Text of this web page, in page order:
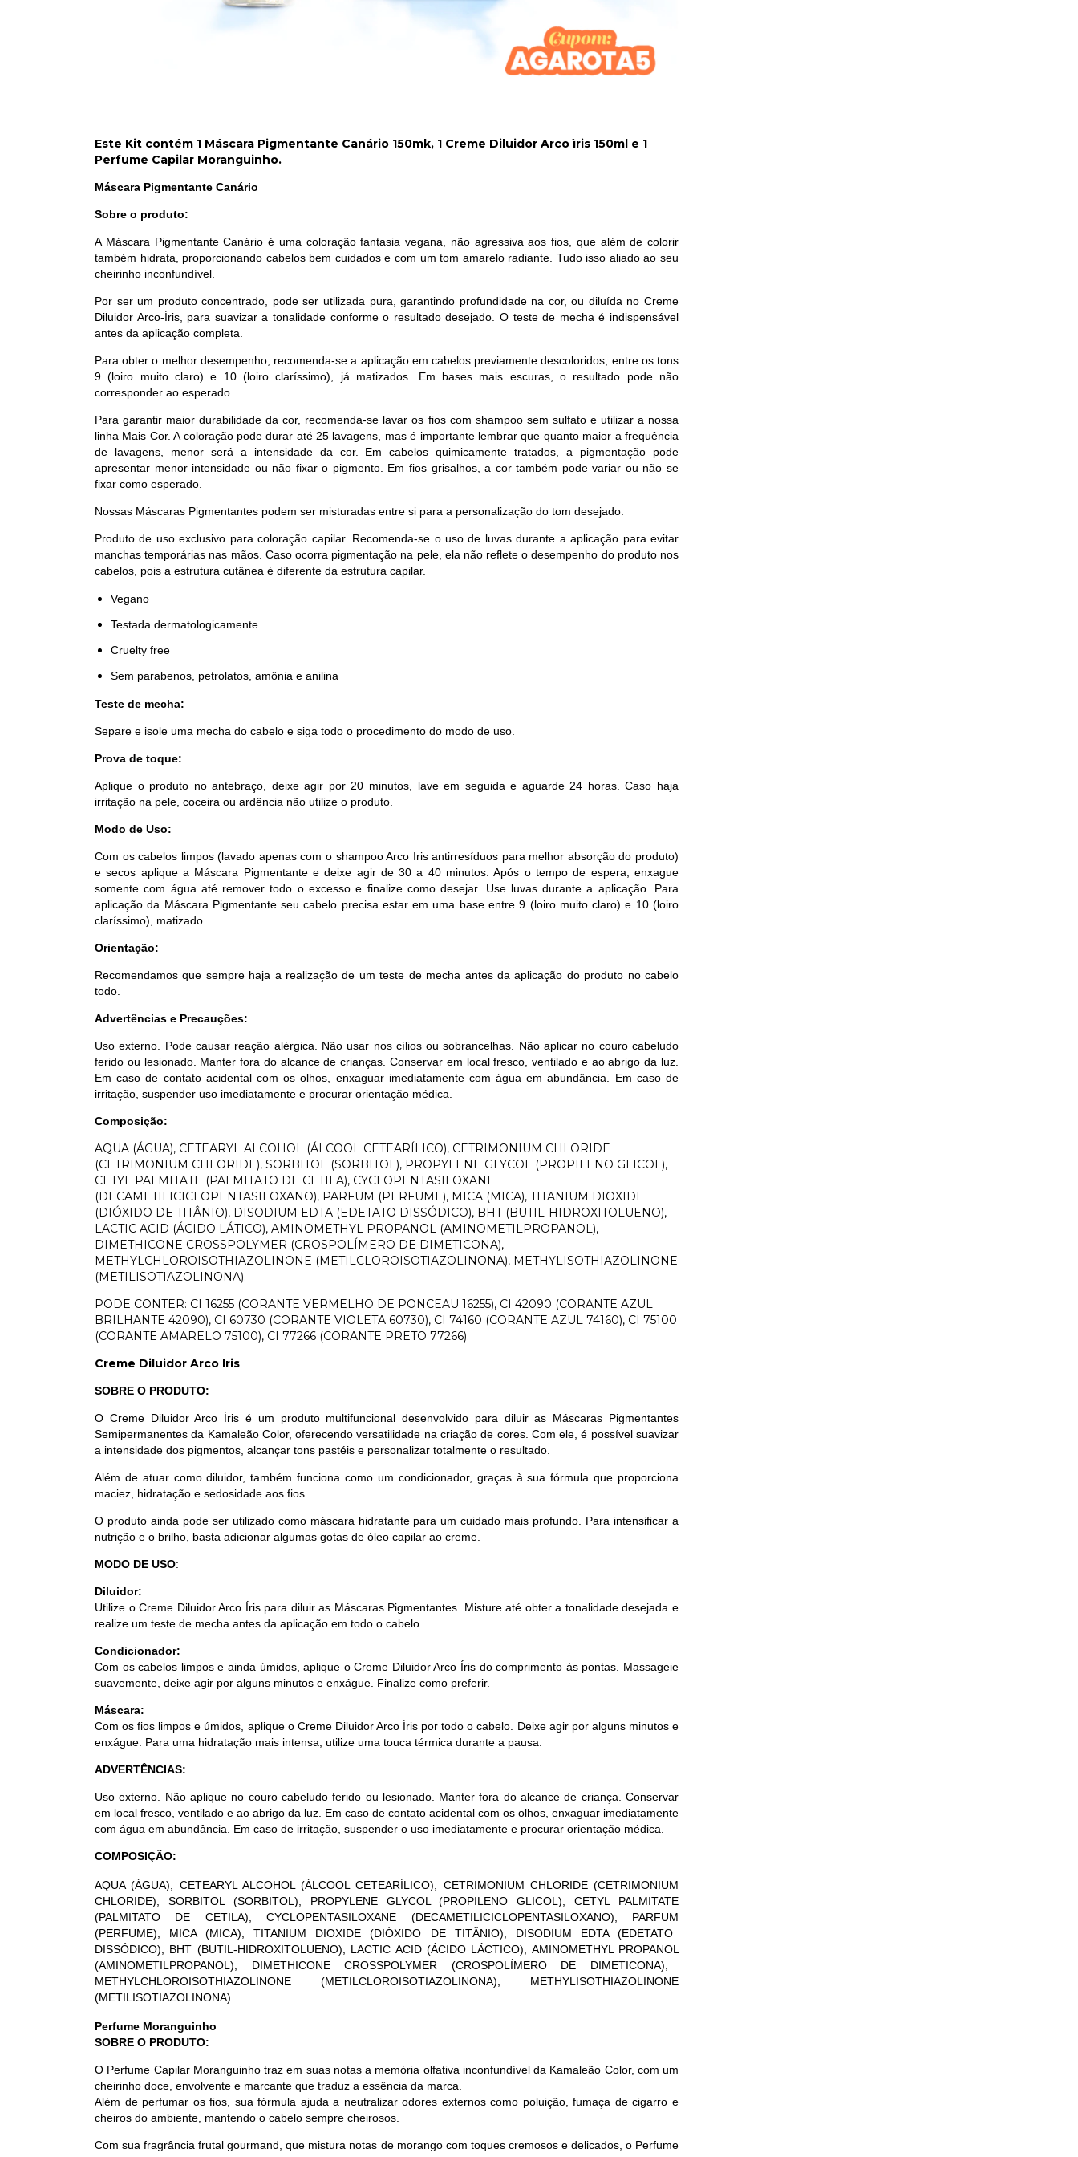
Este Kit contém 1 Máscara Pigmentante Canário 150mk, 1 Creme Diluidor Arco ìris 150ml e 1
Perfume Capilar Moranguinho.
Máscara Pigmentante Canário
Sobre o produto:
A Máscara Pigmentante Canário é uma coloração fantasia vegana, não agressiva aos fios, que além de colorir
também hidrata, proporcionando cabelos bem cuidados e com um tom amarelo radiante. Tudo isso aliado ao seu
cheirinho inconfundível.
Por ser um produto concentrado, pode ser utilizada pura, garantindo profundidade na cor, ou diluída no Creme
Diluidor Arco-Íris, para suavizar a tonalidade conforme o resultado desejado. O teste de mecha é indispensável
antes da aplicação completa.
Para obter o melhor desempenho, recomenda-se a aplicação em cabelos previamente descoloridos, entre os tons
9 (loiro muito claro) e 10 (loiro claríssimo), já matizados. Em bases mais escuras, o resultado pode não
corresponder ao esperado.
Para garantir maior durabilidade da cor, recomenda-se lavar os fios com shampoo sem sulfato e utilizar a nossa
linha Mais Cor. A coloração pode durar até 25 lavagens, mas é importante lembrar que quanto maior a frequência
de lavagens, menor será a intensidade da cor. Em cabelos quimicamente tratados, a pigmentação pode
apresentar menor intensidade ou não fixar o pigmento. Em fios grisalhos, a cor também pode variar ou não se
fixar como esperado.
Nossas Máscaras Pigmentantes podem ser misturadas entre si para a personalização do tom desejado.
Produto de uso exclusivo para coloração capilar. Recomenda-se o uso de luvas durante a aplicação para evitar
manchas temporárias nas mãos. Caso ocorra pigmentação na pele, ela não reflete o desempenho do produto nos
cabelos, pois a estrutura cutânea é diferente da estrutura capilar.
Vegano
Testada dermatologicamente
Cruelty free
Sem parabenos, petrolatos, amônia e anilina
Teste de mecha:
Separe e isole uma mecha do cabelo e siga todo o procedimento do modo de uso.
Prova de toque:
Aplique o produto no antebraço, deixe agir por 20 minutos, lave em seguida e aguarde 24 horas. Caso haja
irritação na pele, coceira ou ardência não utilize o produto.
Modo de Uso:
Com os cabelos limpos (lavado apenas com o shampoo Arco Iris antirresíduos para melhor absorção do produto)
e secos aplique a Máscara Pigmentante e deixe agir de 30 a 40 minutos. Após o tempo de espera, enxague
somente com água até remover todo o excesso e finalize como desejar. Use luvas durante a aplicação. Para
aplicação da Máscara Pigmentante seu cabelo precisa estar em uma base entre 9 (loiro muito claro) e 10 (loiro
claríssimo), matizado.
Orientação:
Recomendamos que sempre haja a realização de um teste de mecha antes da aplicação do produto no cabelo
todo.
Advertências e Precauções:
Uso externo. Pode causar reação alérgica. Não usar nos cílios ou sobrancelhas. Não aplicar no couro cabeludo
ferido ou lesionado. Manter fora do alcance de crianças. Conservar em local fresco, ventilado e ao abrigo da luz.
Em caso de contato acidental com os olhos, enxaguar imediatamente com água em abundância. Em caso de
irritação, suspender uso imediatamente e procurar orientação médica.
Composição:
AQUA (ÁGUA), CETEARYL ALCOHOL (ÁLCOOL CETEARÍLICO), CETRIMONIUM CHLORIDE
(CETRIMONIUM CHLORIDE), SORBITOL (SORBITOL), PROPYLENE GLYCOL (PROPILENO GLICOL),
CETYL PALMITATE (PALMITATO DE CETILA), CYCLOPENTASILOXANE
(DECAMETILICICLOPENTASILOXANO), PARFUM (PERFUME), MICA (MICA), TITANIUM DIOXIDE
(DIÓXIDO DE TITÂNIO), DISODIUM EDTA (EDETATO DISSÓDICO), BHT (BUTIL-HIDROXITOLUENO),
LACTIC ACID (ÁCIDO LÁTICO), AMINOMETHYL PROPANOL (AMINOMETILPROPANOL),
DIMETHICONE CROSSPOLYMER (CROSPOLÍMERO DE DIMETICONA),
METHYLCHLOROISOTHIAZOLINONE (METILCLOROISOTIAZOLINONA), METHYLISOTHIAZOLINONE
(METILISOTIAZOLINONA).
PODE CONTER: CI 16255 (CORANTE VERMELHO DE PONCEAU 16255), CI 42090 (CORANTE AZUL
BRILHANTE 42090), CI 60730 (CORANTE VIOLETA 60730), CI 74160 (CORANTE AZUL 74160), CI 75100
(CORANTE AMARELO 75100), CI 77266 (CORANTE PRETO 77266).
Creme Diluidor Arco Iris
SOBRE O PRODUTO:
O Creme Diluidor Arco Íris é um produto multifuncional desenvolvido para diluir as Máscaras Pigmentantes
Semipermanentes da Kamaleão Color, oferecendo versatilidade na criação de cores. Com ele, é possível suavizar
a intensidade dos pigmentos, alcançar tons pastéis e personalizar totalmente o resultado.
Além de atuar como diluidor, também funciona como um condicionador, graças à sua fórmula que proporciona
maciez, hidratação e sedosidade aos fios.
O produto ainda pode ser utilizado como máscara hidratante para um cuidado mais profundo. Para intensificar a
nutrição e o brilho, basta adicionar algumas gotas de óleo capilar ao creme.
MODO DE USO:
Diluidor:
Utilize o Creme Diluidor Arco Íris para diluir as Máscaras Pigmentantes. Misture até obter a tonalidade desejada e
realize um teste de mecha antes da aplicação em todo o cabelo.
Condicionador:
Com os cabelos limpos e ainda úmidos, aplique o Creme Diluidor Arco Íris do comprimento às pontas. Massageie
suavemente, deixe agir por alguns minutos e enxágue. Finalize como preferir.
Máscara:
Com os fios limpos e úmidos, aplique o Creme Diluidor Arco Íris por todo o cabelo. Deixe agir por alguns minutos e
enxágue. Para uma hidratação mais intensa, utilize uma touca térmica durante a pausa.
ADVERTÊNCIAS:
Uso externo. Não aplique no couro cabeludo ferido ou lesionado. Manter fora do alcance de criança. Conservar
em local fresco, ventilado e ao abrigo da luz. Em caso de contato acidental com os olhos, enxaguar imediatamente
com água em abundância. Em caso de irritação, suspender o uso imediatamente e procurar orientação médica.
COMPOSIÇÃO:
AQUA(ÁGUA), CETEARYL ALCOHOL (ÁLCOOL CETEARÍLICO), CETRIMONIUM CHLORIDE (CETRIMONIUM
CHLORIDE),
SORBITOL (SORBITOL), PROPYLENE GLYCOL (PROPILENO GLICOL), CETYL PALMITATE
(PALMITATO DE CETILA),CYCLOPENTASILOXANE (DECAMETILICICLOPENTASILOXANO), PARFUM
(PERFUME), MICA(MICA),TITANIUM DIOXIDE (DIÓXIDO DE TITÂNIO), DISODIUM EDTA (EDETATO
DISSÓDICO),
BHT (BUTIL-HIDROXITOLUENO), LACTIC ACID(ÁCIDO LÁCTICO), AMINOMETHYL PROPANOL
(AMINOMETILPROPANOL), DIMETHICONE CROSSPOLYMER (CROSPOLÍMERO DE DIMETICONA),
METHYLCHLOROISOTHIAZOLINONE (METILCLOROISOTIAZOLINONA), METHYLISOTHIAZOLINONE
(METILISOTIAZOLINONA).
Perfume Moranguinho
SOBRE O PRODUTO:
O Perfume Capilar Moranguinho traz em suas notas a memória olfativa inconfundível da Kamaleão Color, com um
cheirinho doce, envolvente e marcante que traduz a essência da marca.
Além de perfumar os fios, sua fórmula ajuda a neutralizar odores externos como poluição, fumaça de cigarro e
cheiros do ambiente, mantendo o cabelo sempre cheirosos.
Com sua fragrância frutal gourmand, que mistura notas de morango com toques cremosos e delicados, o Perfume